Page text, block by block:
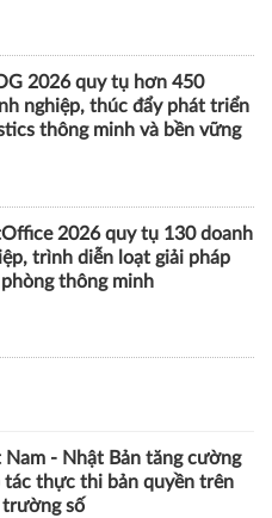
2026 quy tụ hơn 450
nghiệp, thúc đẩy phát triển
thông minh và bền vững
2026 quy tụ 130 doanh
trình diễn loạt giải pháp
thông minh
Nam - Nhật Bản tăng cường
tác thực thi bản quyền trên
trường số